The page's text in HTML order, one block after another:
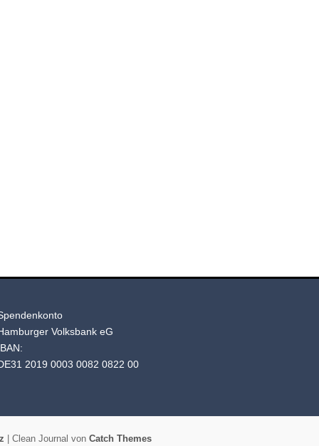
Volksbank eG
2019 0003 0082 0822 00
| Clean Journal von Catch Themes